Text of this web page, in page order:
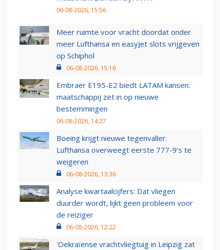
06-08-2026, 15:56
Meer ruimte voor vracht doordat onder
meer Lufthansa en easyJet slots vrijgeven
op Schiphol
06-08-2026, 15:16
Embraer E195-E2 biedt LATAM kansen:
maatschappij zet in op nieuwe
bestemmingen
06-08-2026, 14:27
Boeing krijgt nieuwe tegenvaller:
Lufthansa overweegt eerste 777-9’s te
weigeren
06-08-2026, 13:36
Analyse kwartaalcijfers: Dat vliegen
duurder wordt, lijkt geen probleem voor
de reiziger
06-08-2026, 12:22
'Oekraïense vrachtvliegtuig in Leipzig zat